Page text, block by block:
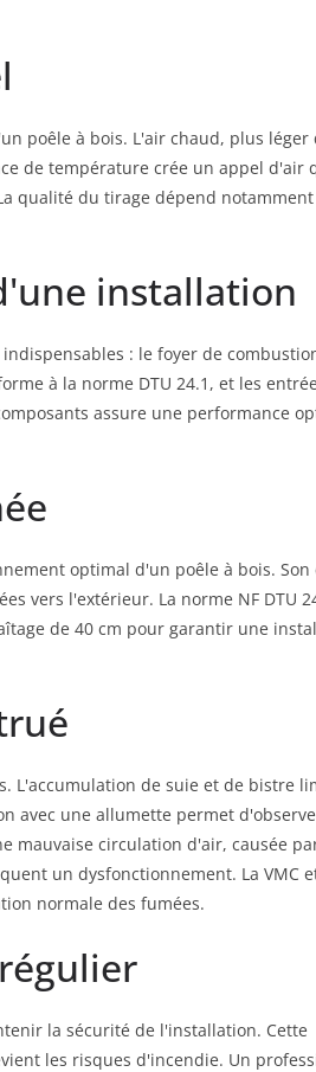
poêle à bois. L'air chaud, plus léger
de température crée un appel d'air
qualité du tirage dépend
installation
: le foyer de
à la norme DTU 24.1, et les
assure une performance
optimal d'un poêle à bois. Son
vers l'extérieur. La norme NF DTU
de 40 cm pour garantir une
L'accumulation de suie et de bistre
avec une allumette permet
mauvaise circulation d'air, causée
un dysfonctionnement. La VMC
normale des fumées.
la sécurité de l'installation. Cette
les risques d'incendie. Un